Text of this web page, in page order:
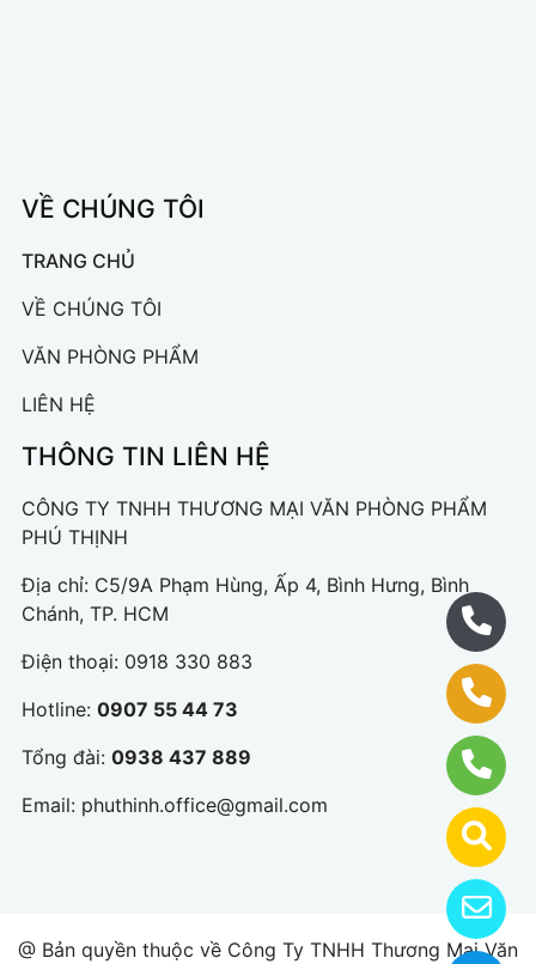
VỀ CHÚNG TÔI
TRANG CHỦ
VỀ CHÚNG TÔI
VĂN PHÒNG PHẨM
LIÊN HỆ
THÔNG TIN LIÊN HỆ
CÔNG TY TNHH THƯƠNG MẠI VĂN PHÒNG PHẨM
PHÚ THỊNH
Địa chỉ: C5/9A Phạm Hùng, Ấp 4, Bình Hưng, Bình
Chánh, TP. HCM
Điện thoại: 0918 330 883
Hotline: 0907 55 44 73
Tổng đài: 0938 437 889
Email: phuthinh.office@gmail.com
@ Bản quyền thuộc về Công Ty TNHH Thương Mại Văn